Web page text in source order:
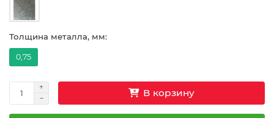
Толщина металла, мм:
0,75
В корзину